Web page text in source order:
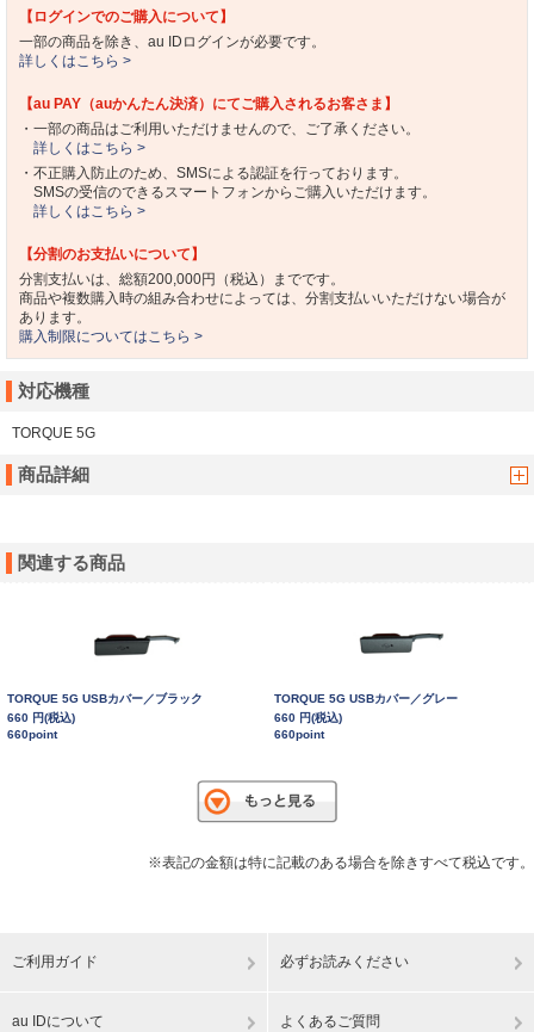
【ログインでのご購入について】
一部の商品を除き、au IDログインが必要です。
詳しくはこちら >
【au PAY（auかんたん決済）にてご購入されるお客さま】
・一部の商品はご利用いただけませんので、ご了承ください。
詳しくはこちら >
・不正購入防止のため、SMSによる認証を行っております。
SMSの受信のできるスマートフォンからご購入いただけます。
詳しくはこちら >
【分割のお支払いについて】
分割支払いは、総額200,000円（税込）までです。
商品や複数購入時の組み合わせによっては、分割支払いいただけない場合が
あります。
購入制限についてはこちら >
対応機種
TORQUE 5G
商品詳細
関連する商品
TORQUE 5G USBカバー／ブラック
660 円(税込)
660point
TORQUE 5G USBカバー／グレー
660 円(税込)
660point
※表記の金額は特に記載のある場合を除きすべて税込です。
ご利用ガイド 必ずお読みください
au IDについて よくあるご質問